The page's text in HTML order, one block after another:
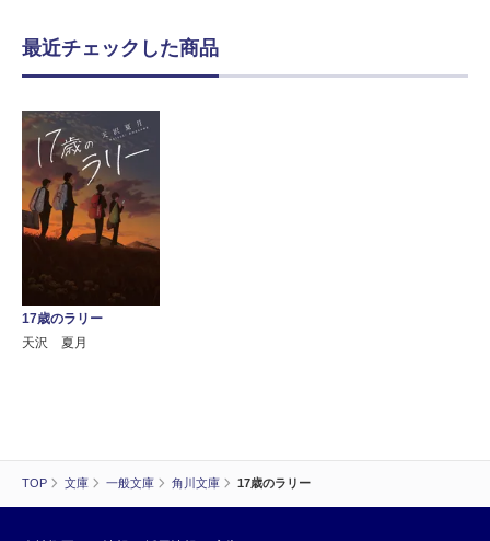
TOP 文庫 一般文庫 角川文庫 17歳のラリー
最近チェックした商品
17歳のラリー
天沢 夏月